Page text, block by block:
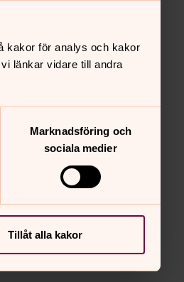
kakor för analys och kakor
länkar vidare till andra
Marknadsföring och
sociala medier
Tillåt alla kakor